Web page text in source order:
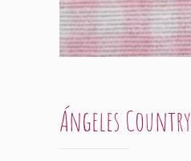
Ángeles Country